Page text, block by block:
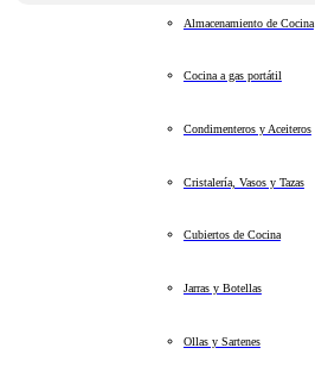
Almacenamiento de Cocina
Cocina a gas portátil
Condimenteros y Aceiteros
Cristalería, Vasos y Tazas
Cubiertos de Cocina
Jarras y Botellas
Ollas y Sartenes